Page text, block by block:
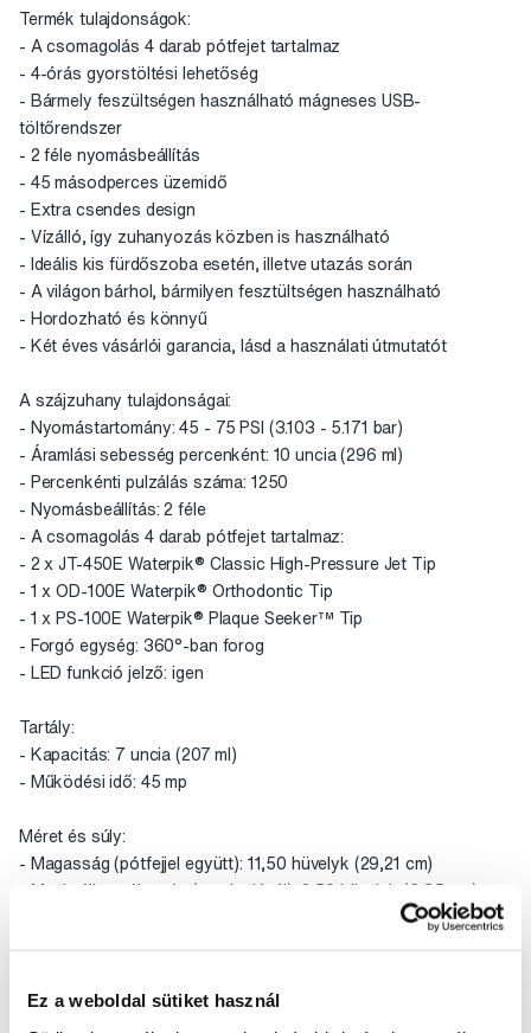
Ez a weboldal sütiket használ
Termék tulajdonságok:
- A csomagolás 4 darab pótfejet tartalmaz
- 4-órás gyorstöltési lehetőség
- Bármely feszültségen használható mágneses USB-
töltőrendszer
- 2 féle nyomásbeállítás
- 45 másodperces üzemidő
- Extra csendes design
- Vízálló, így zuhanyozás közben is használható
- Ideális kis fürdőszoba esetén, illetve utazás során
- A világon bárhol, bármilyen fesztültségen használható
- Hordozható és könnyű
- Két éves vásárlói garancia, lásd a használati útmutatót
A szájzuhany tulajdonságai:
- Nyomástartomány: 45 - 75 PSI (3.103 - 5.171 bar)
- Áramlási sebesség percenként: 10 uncia (296 ml)
- Percenkénti pulzálás száma: 1250
- Nyomásbeállítás: 2 féle
- A csomagolás 4 darab pótfejet tartalmaz:
- 2 x JT-450E Waterpik® Classic High-Pressure Jet Tip
- 1 x OD-100E Waterpik® Orthodontic Tip
- 1 x PS-100E Waterpik® Plaque Seeker™ Tip
- Forgó egység: 360°-ban forog
- LED funkció jelző: igen
Tartály:
- Kapacitás: 7 uncia (207 ml)
- Működési idő: 45 mp
Méret és súly:
- Magasság (pótfejjel együtt): 11,50 hüvelyk (29,21 cm)
- Maximális mélység (az alapjánál): 3,50 hüvelyk (8,89 cm)
Figyelmeztetés: A szájzuhany tartályának tisztításához ne